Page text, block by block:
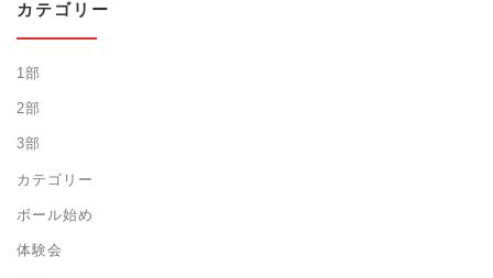
カテゴリー
1部
2部
3部
カテゴリー
ボール始め
体験会